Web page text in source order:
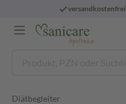
versandkostenfrei
Diätbegleiter